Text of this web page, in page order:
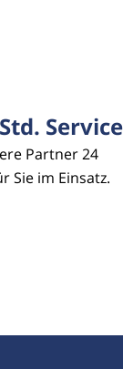
Service
Partner 24
Sie im Einsatz.